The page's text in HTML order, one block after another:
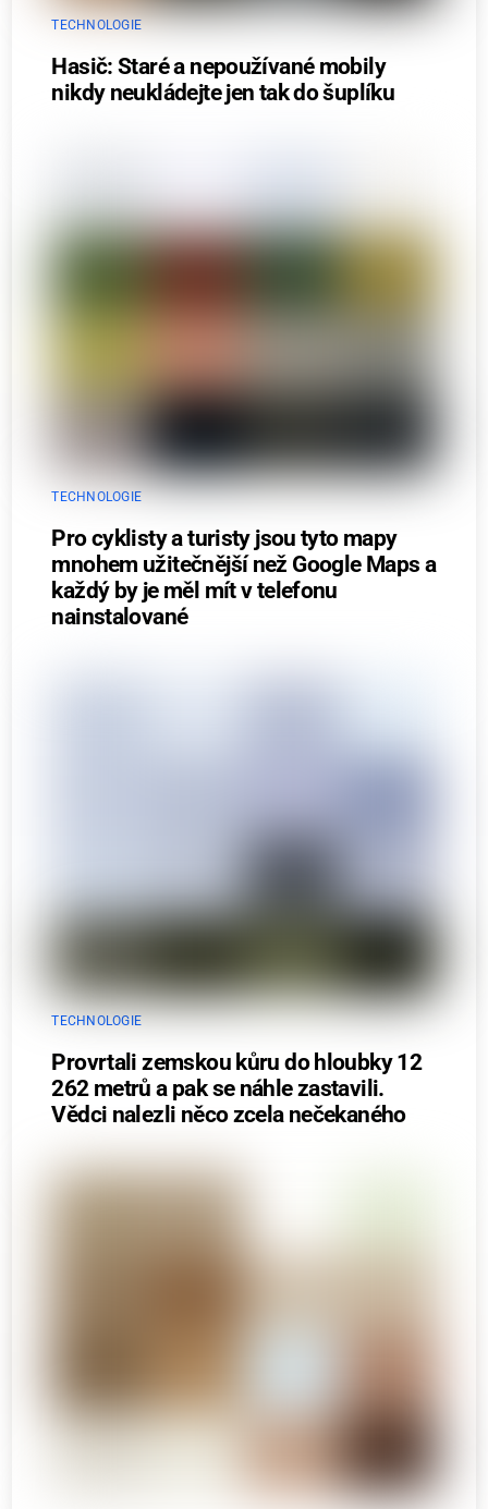
TECHNOLOGIE
Hasič: Staré a nepoužívané mobily
nikdy neukládejte jen tak do šuplíku
TECHNOLOGIE
Pro cyklisty a turisty jsou tyto mapy
mnohem užitečnější než Google Maps a
každý by je měl mít v telefonu
nainstalované
TECHNOLOGIE
Provrtali zemskou kůru do hloubky 12
262 metrů a pak se náhle zastavili.
Vědci nalezli něco zcela nečekaného